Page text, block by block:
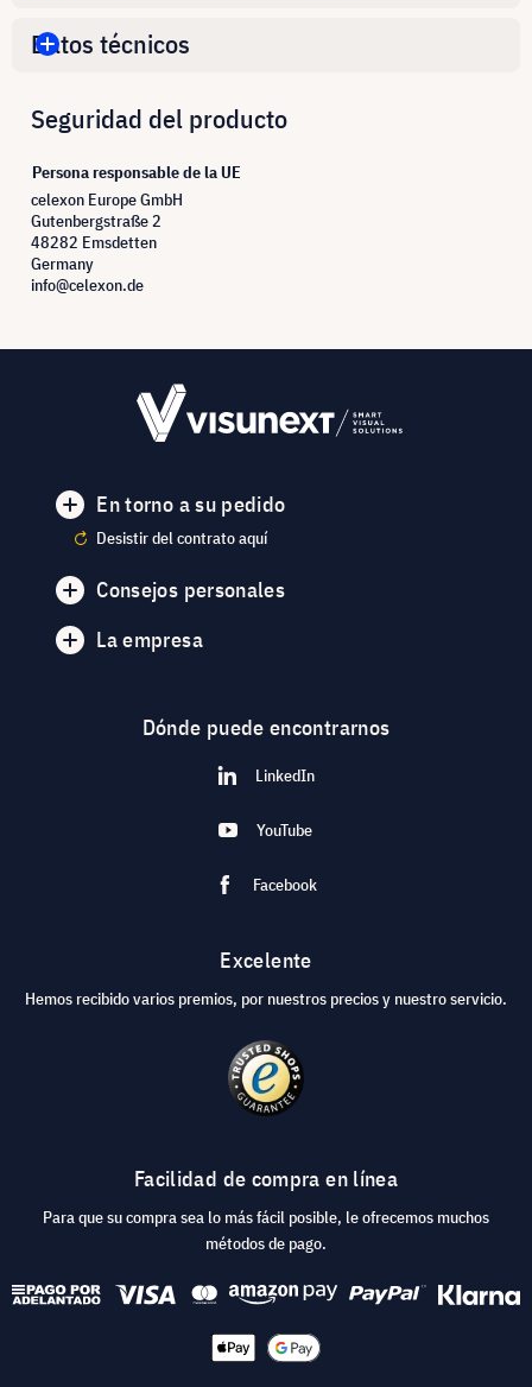
Datos técnicos
Seguridad del producto
Persona responsable de la UE
celexon Europe GmbH
Gutenbergstraße 2
48282 Emsdetten
Germany
info@celexon.de
En torno a su pedido
Desistir del contrato aquí
Consejos personales
La empresa
Dónde puede encontrarnos
LinkedIn
YouTube
Facebook
Excelente
Hemos recibido varios premios, por nuestros precios y nuestro servicio.
Facilidad de compra en línea
Para que su compra sea lo más fácil posible, le ofrecemos muchos
métodos de pago.